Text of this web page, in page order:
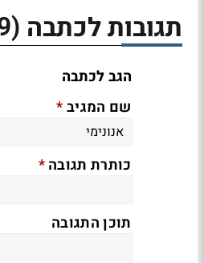
תגובות לכתבה (9)
הגב לכתבה
שם המגיב*
כותרת תגובה*
תוכן התגובה